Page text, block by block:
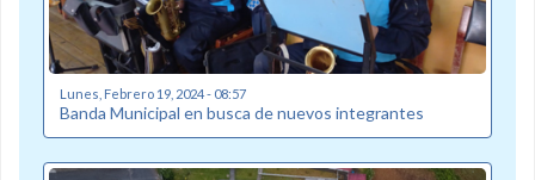
Lunes, Febrero 19, 2024 - 08:57
Banda Municipal en busca de nuevos integrantes